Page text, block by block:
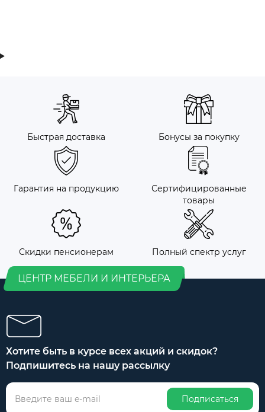
Быстрая доставка Бонусы за покупку
Гарантия на продукцию
Сертифицированные
товары
Скидки пенсионерам Полный спектр услуг
ЦЕНТР МЕБЕЛИ И ИНТЕРЬЕРА
Хотите быть в курсе всех акций и скидок?
Подпишитесь на нашу рассылку
Подписаться